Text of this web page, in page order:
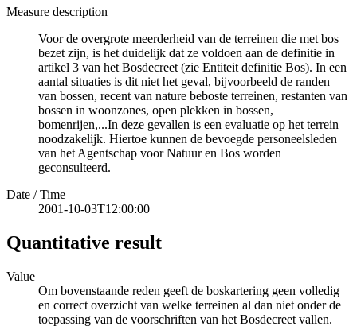
Measure description
Voor de overgrote meerderheid van de terreinen die met bos
bezet zijn, is het duidelijk dat ze voldoen aan de definitie in
artikel 3 van het Bosdecreet (zie Entiteit definitie Bos). In een
aantal situaties is dit niet het geval, bijvoorbeeld de randen
van bossen, recent van nature beboste terreinen, restanten van
bossen in woonzones, open plekken in bossen,
bomenrijen,...In deze gevallen is een evaluatie op het terrein
noodzakelijk. Hiertoe kunnen de bevoegde personeelsleden
van het Agentschap voor Natuur en Bos worden
geconsulteerd.
Date / Time
2001-10-03T12:00:00
Quantitative result
Value
Om bovenstaande reden geeft de boskartering geen volledig
en correct overzicht van welke terreinen al dan niet onder de
toepassing van de voorschriften van het Bosdecreet vallen.